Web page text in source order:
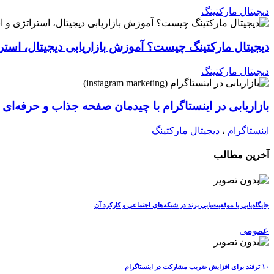
دیجیتال مارکتینگ
دیجیتال مارکتینگ چیست؟ آموزش بازاریابی دیجیتال،
دیجیتال مارکتینگ
بازاریابی در اینستاگرام با چیدمان صفحه جذاب و حرفه‌ای
اینستاگرام ، دیجیتال مارکتینگ
آخرین مطالب
جایگاه‌یابی یا موقعیت‌یابی برند در شبکه‌های اجتماعی و کارکرد آن
عمومی
۱۰ ترفند برای افزایش ضریب مشارکت در اینستاگرام